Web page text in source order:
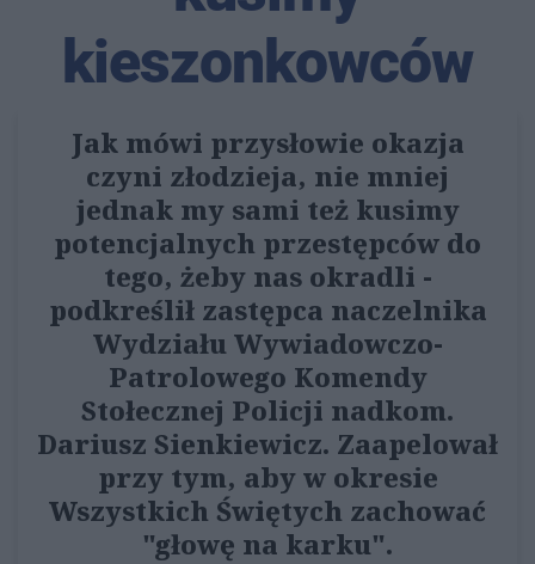
kieszonkowców
Jak mówi przysłowie okazja
czyni złodzieja, nie mniej
jednak my sami też kusimy
potencjalnych przestępców do
tego, żeby nas okradli -
podkreślił zastępca naczelnika
Wydziału Wywiadowczo-
Patrolowego Komendy
Stołecznej Policji nadkom.
Dariusz Sienkiewicz. Zaapelował
przy tym, aby w okresie
Wszystkich Świętych zachować
"głowę na karku".